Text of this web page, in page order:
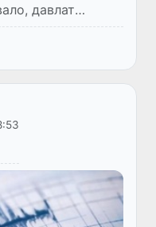
давлат
шунингдек,